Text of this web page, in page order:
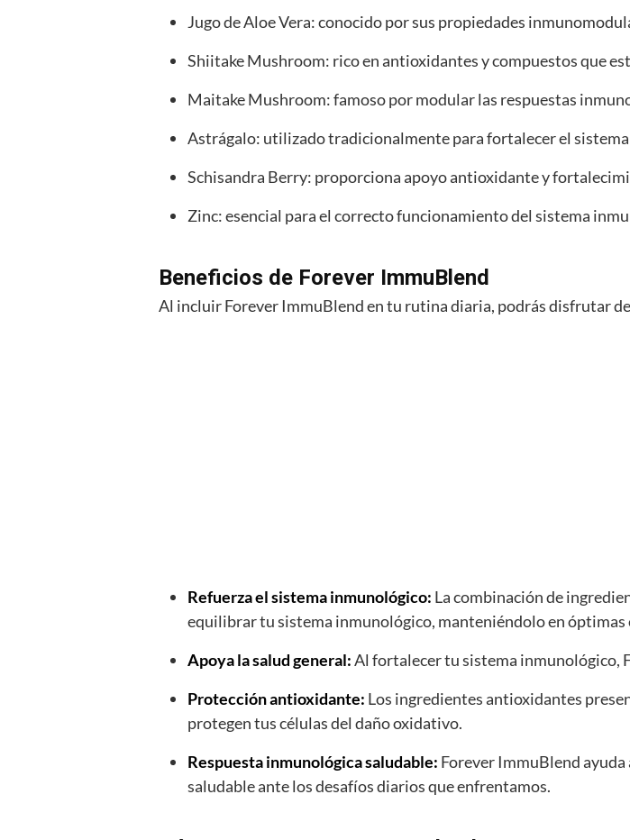
Jugo de Aloe Vera: conocido por sus propiedades
Shiitake Mushroom: rico en antioxidantes y compuestos que
Maitake Mushroom: famoso por modular las respuestas
Astrágalo: utilizado tradicionalmente para fortalecer el
Schisandra Berry: proporciona apoyo antioxidante y
Zinc: esencial para el correcto funcionamiento del sistema
Beneficios de Forever ImmuBlend
Al incluir Forever ImmuBlend en tu rutina diaria, podrás disfrutar
Refuerza el sistema inmunológico: La combinación de
equilibrar tu sistema inmunológico, manteniéndolo en óptimas
Apoya la salud general:Al fortalecer tu sistema inmunológico,
Protección antioxidante: Los ingredientes antioxidantes
protegen tus células del daño oxidativo.
Respuesta inmunológica saludable: Forever ImmuBlend
saludable ante los desafíos diarios que enfrentamos.